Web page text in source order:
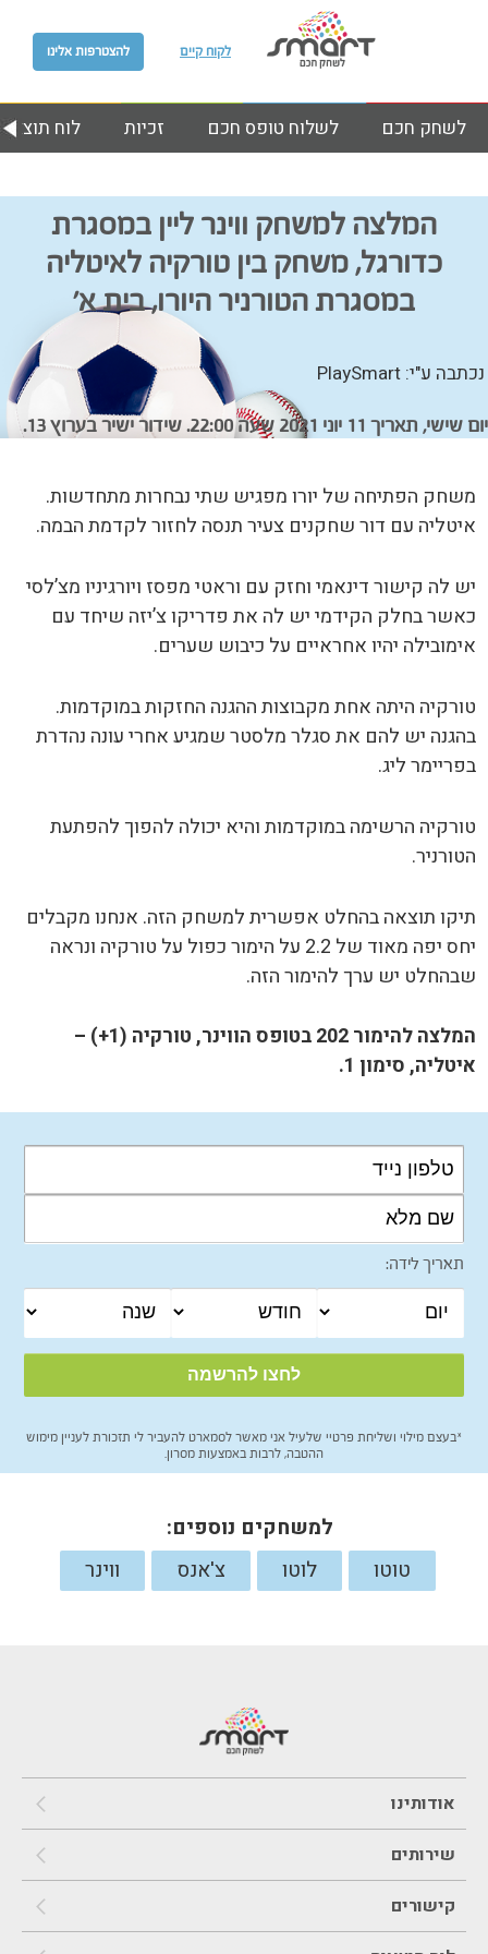
להצטרפות אלינו לקוח קיים
לוח זכיות לשלוח טופס חכם לשחק חכם
המלצה למשחק ווינר ליין במסגרת
כדורגל, משחק בין טורקיה לאיטליה
במסגרת הטורניר היורו, בית א’
נכתבה ע"י: PlaySmart
יום שישי, תאריך 11 יוני 2021 שעה 22:00. שידור ישיר בערוץ 13.
משחק הפתיחה של יורו מפגיש שתי נבחרות מתחדשות.
איטליה עם דור שחקנים צעיר תנסה לחזור לקדמת הבמה.
יש לה קישור דינאמי וחזק עם וראטי מפסז ויורגיניו מצ’לסי
כאשר בחלק הקידמי יש לה את פדריקו צ’יזה שיחד עם
אימובילה יהיו אחראיים על כיבוש שערים.
טורקיה היתה אחת מקבוצות ההגנה החזקות במוקדמות.
בהגנה יש להם את סגלר מלסטר שמגיע אחרי עונה נהדרת
בפריימר ליג.
טורקיה הרשימה במוקדמות והיא יכולה להפוך להפתעת
הטורניר.
תיקו תוצאה בהחלט אפשרית למשחק הזה. אנחנו מקבלים
יחס יפה מאוד של 2.2 על הימור כפול על טורקיה ונראה
שבהחלט יש ערך להימור הזה.
המלצה להימור 202 בטופס הווינר, טורקיה (1+) –
איטליה, סימון 1.
תאריך לידה:
*בעצם מילוי ושליחת פרטיי שלעיל אני מאשר לסמארט להעביר לי תזכורת לעניין מימוש
ההטבה, לרבות באמצעות מסרון.
למשחקים נוספים:
טוטו
לוטו צ'אנס ווינר
אודותינו
שירותים
קישורים